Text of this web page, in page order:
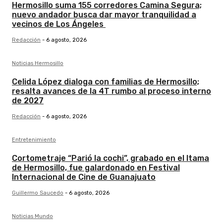
Hermosillo suma 155 corredores Camina Segura;
nuevo andador busca dar mayor tranquilidad a
vecinos de Los Ángeles
Redacción - 6 agosto, 2026
Noticias Hermosillo
Celida López dialoga con familias de Hermosillo;
resalta avances de la 4T rumbo al proceso interno
de 2027
Redacción - 6 agosto, 2026
Entretenimiento
Cortometraje “Parió la cochi”, grabado en el Itama
de Hermosillo, fue galardonado en Festival
Internacional de Cine de Guanajuato
Guillermo Saucedo - 6 agosto, 2026
Noticias Mundo